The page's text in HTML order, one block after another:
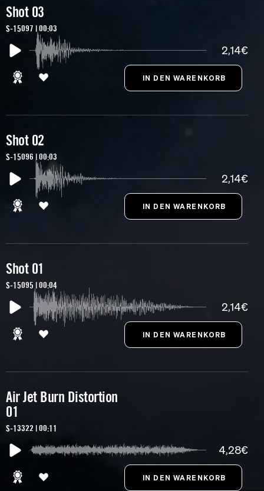
Shot 03
S-15097 | 00:03
2,14€
Shot 02
S-15096 | 00:03
2,14€
Shot 01
S-15095 | 00:04
2,14€
Air Jet Burn Distortion
01
S-13322 | 00:11
4,28€